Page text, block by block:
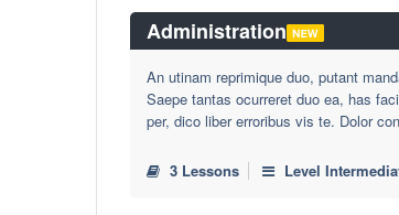
Administration
An utinam reprimique duo, putant
Saepe tantas ocurreret duo ea, has
per, dico liber erroribus vis te. Dolor
3 Lessons Level